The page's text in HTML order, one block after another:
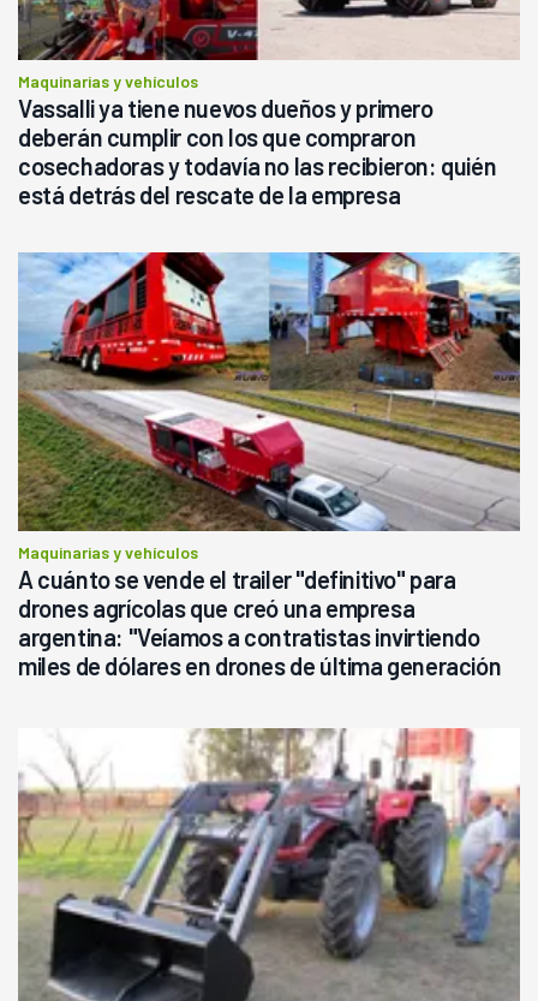
Maquinarias y vehículos
Vassalli ya tiene nuevos dueños y primero
deberán cumplir con los que compraron
cosechadoras y todavía no las recibieron: quién
está detrás del rescate de la empresa
Maquinarias y vehículos
A cuánto se vende el trailer "definitivo" para
drones agrícolas que creó una empresa
argentina: "Veíamos a contratistas invirtiendo
miles de dólares en drones de última generación